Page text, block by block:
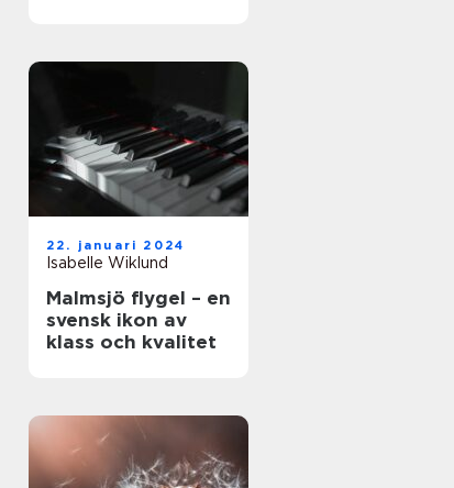
22. januari 2024
Isabelle Wiklund
Malmsjö flygel – en
svensk ikon av
klass och kvalitet